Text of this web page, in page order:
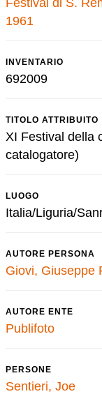
Festival di S.
1961
INVENTARIO
692009
TITOLO ATTRIBUITO
XI Festival della
catalogatore)
LUOGO
Italia/Liguria/
AUTORE PERSONA
Giovi, Giuseppe
AUTORE ENTE
Publifoto
PERSONE
Sentieri, Joe